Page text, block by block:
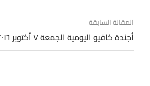
المقالة السابقة
أجندة كافيو اليومية الجمعة ٧ أكتوبر ٢٠١٦